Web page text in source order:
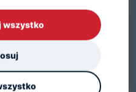
wszystko
dopasowujemy trudność
oraz
nauki.